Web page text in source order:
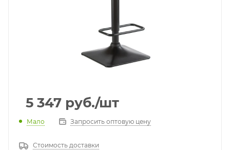
5 347 руб./шт
Мало Запросить оптовую цену
Стоимость доставки